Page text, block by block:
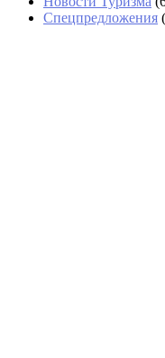
Спецпредложения